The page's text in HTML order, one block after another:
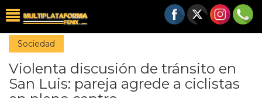
Sociedad
Violenta discusión de tránsito en
San Luis: pareja agrede a ciclistas